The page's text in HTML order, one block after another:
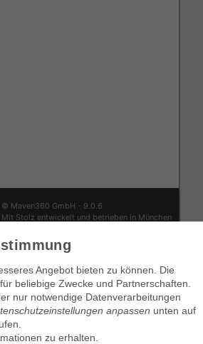
© Maven360 GmbH - 9.0.6
Mit Stolz entwickelt und betrieben in München
Angebot bieten zu können. Die
beliebige Zwecke und Partnerschaften.
nur notwendige Datenverarbeitungen
anpassen unten auf
zu erhalten.